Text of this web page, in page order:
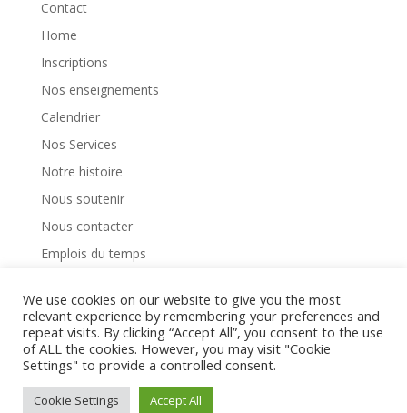
Contact
Home
Inscriptions
Nos enseignements
Calendrier
Nos Services
Notre histoire
Nous soutenir
Nous contacter
Emplois du temps
Design de Elegant Themes
We use cookies on our website to give you the most
relevant experience by remembering your preferences and
repeat visits. By clicking “Accept All”, you consent to the use
of ALL the cookies. However, you may visit "Cookie
Settings" to provide a controlled consent.
Cookie Settings Accept All